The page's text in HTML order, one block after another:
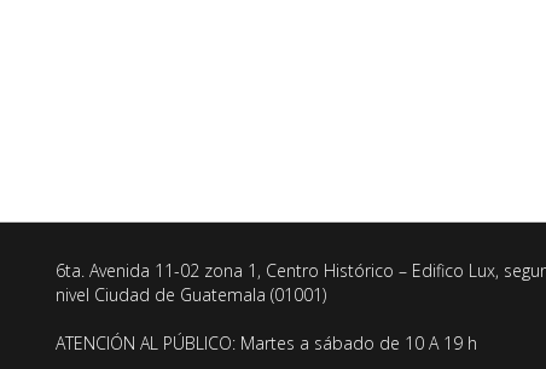
6ta. Avenida 11-02 zona 1, Centro Histórico – Edifico Lux,
nivel Ciudad de Guatemala (01001)
ATENCIÓN AL PÚBLICO: Martes a sábado de 10 A 19 h